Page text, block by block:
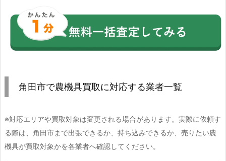
角田市で農機具買取に対応する業者一覧
※対応エリアや買取対象は変更される場合があります。実際に依頼す
る際は、角田市まで出張できるか、持ち込みできるか、売りたい農
機具が買取対象かを各業者へ確認してください。